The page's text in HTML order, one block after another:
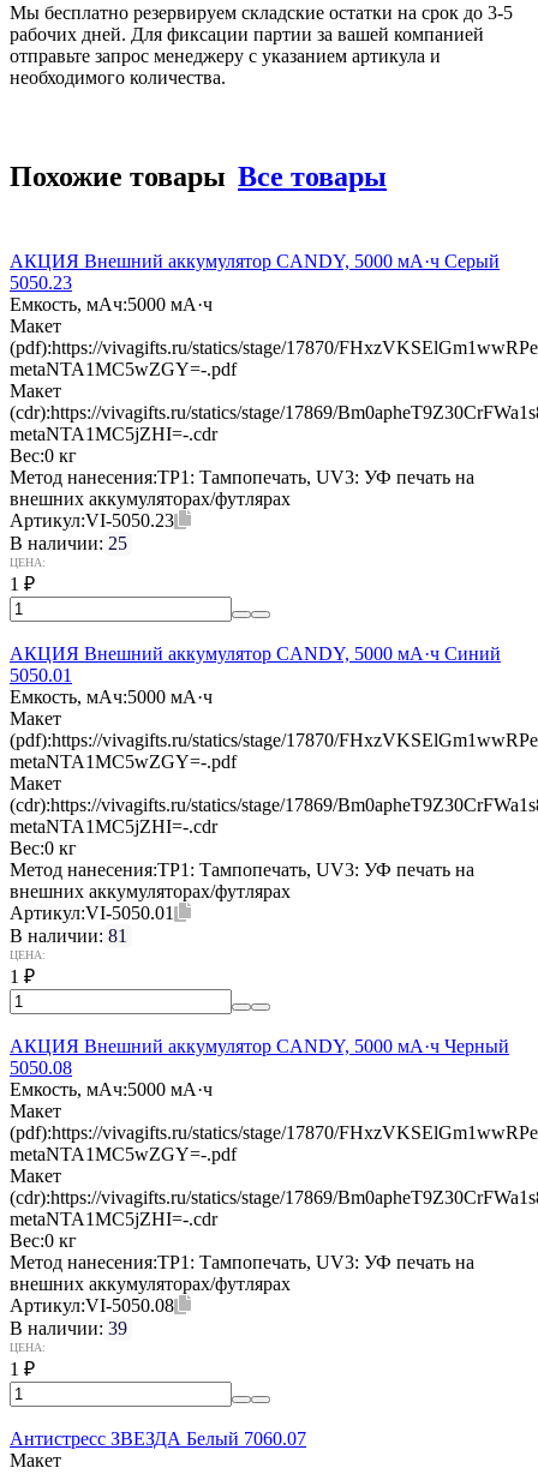
Мы бесплатно резервируем складские остатки на срок до 3-5
рабочих дней. Для фиксации партии за вашей компанией
отправьте запрос менеджеру с указанием артикула и
необходимого количества.
Похожие товары Все товары
АКЦИЯ Внешний аккумулятор CANDY, 5000 мА·ч Серый
5050.23
Емкость, мАч:5000 мА·ч
Макет
(pdf):https://vivagifts.ru/statics/stage/17870/
metaNTA1MC5wZGY=-.pdf
Макет
(cdr):https://vivagifts.ru/statics/stage/17869/
metaNTA1MC5jZHI=-.cdr
Вес:0 кг
Метод нанесения:TP1: Тампопечать, UV3: УФ печать на
внешних аккумуляторах/футлярах
Артикул:VI-5050.23
В наличии: 25
ЦЕНА:
1 ₽
АКЦИЯ Внешний аккумулятор CANDY, 5000 мА·ч Синий
5050.01
Емкость, мАч:5000 мА·ч
Макет
(pdf):https://vivagifts.ru/statics/stage/17870/
metaNTA1MC5wZGY=-.pdf
Макет
(cdr):https://vivagifts.ru/statics/stage/17869/
metaNTA1MC5jZHI=-.cdr
Вес:0 кг
Метод нанесения:TP1: Тампопечать, UV3: УФ печать на
внешних аккумуляторах/футлярах
Артикул:VI-5050.01
В наличии: 81
ЦЕНА:
1 ₽
АКЦИЯ Внешний аккумулятор CANDY, 5000 мА·ч Черный
5050.08
Емкость, мАч:5000 мА·ч
Макет
(pdf):https://vivagifts.ru/statics/stage/17870/
metaNTA1MC5wZGY=-.pdf
Макет
(cdr):https://vivagifts.ru/statics/stage/17869/
metaNTA1MC5jZHI=-.cdr
Вес:0 кг
Метод нанесения:TP1: Тампопечать, UV3: УФ печать на
внешних аккумуляторах/футлярах
Артикул:VI-5050.08
В наличии: 39
ЦЕНА:
1 ₽
Антистресс ЗВЕЗДА Белый 7060.07
Макет